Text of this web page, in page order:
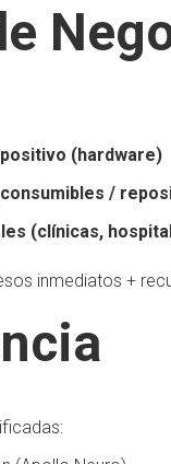
(hardware)
/
(clínicas,
inmediatos +